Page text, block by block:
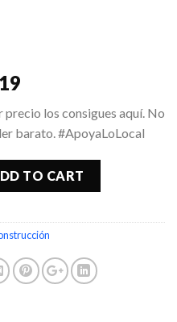
los consigues aquí. No
barato. #ApoyaLoLocal
TO CART